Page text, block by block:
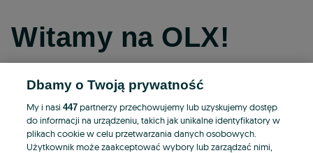
Witamy na OLX!
Kontynuuj przez Facebooka
Kontynuuj przez konto Apple
Dbamy o Twoją prywatność
My i nasi447 partnerzy przechowujemy lub uzyskujemy dostęp
do informacji na urządzeniu, takich jak unikalne identyfikatory w
plikach cookie w celu przetwarzania danych osobowych.
Użytkownik może zaakceptować wybory lub zarządzać nimi,